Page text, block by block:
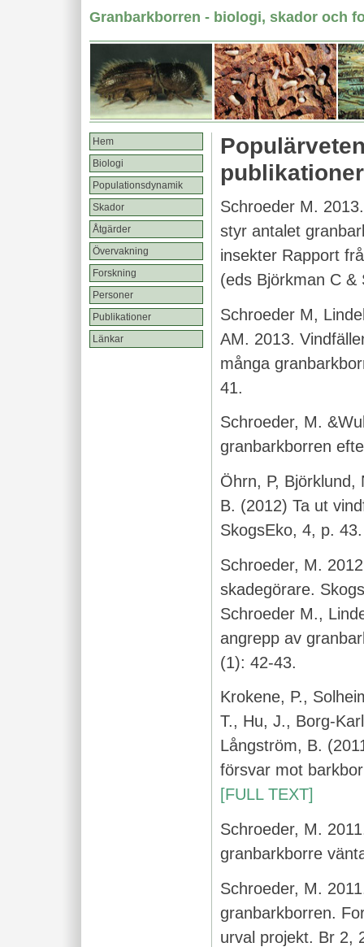
Granbarkborren - biologi, skador och
Hem
Biologi
Populationsdynamik
Skador
Åtgärder
Övervakning
Forskning
Personer
Publikationer
Länkar
publikationer
Schroeder M.
styr antalet
insekter Rapport
(eds Björkman C &
Schroeder M,
AM. 2013.
många
41.
Schroeder, M.
granbarkborren
Öhrn, P, Björklund,
B. (2012) Ta ut
SkogsEko, 4, p.
Schroeder, M.
skadegörare.
Schroeder M.,
angrepp av
(1): 42-43.
Krokene, P.,
T., Hu, J., Borg-
Långström, B.
försvar mot
[FULL TEXT]
Schroeder, M.
granbarkborre
Schroeder, M.
granbarkborren.
urval projekt. Br 2,